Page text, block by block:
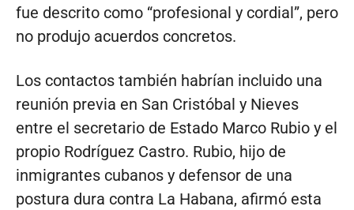
fue descrito como “profesional y cordial”, pero
no produjo acuerdos concretos.
Los contactos también habrían incluido una
reunión previa en San Cristóbal y Nieves
entre el secretario de Estado Marco Rubio y el
propio Rodríguez Castro. Rubio, hijo de
inmigrantes cubanos y defensor de una
postura dura contra La Habana, afirmó esta